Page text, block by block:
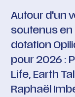
Autour d'un
soutenus en
dotation
pour 2026 :
Life, Earth
Raphaël